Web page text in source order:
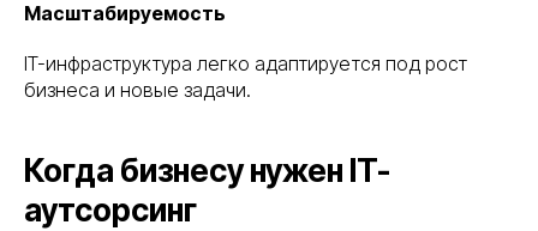
Масштабируемость
IT-инфраструктура легко адаптируется под рост
бизнеса и новые задачи.
Когда бизнесу нужен IT-
аутсорсинг